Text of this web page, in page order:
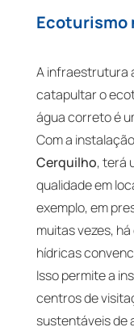
Ecoturismo
A infraestrutura
catapultar o
água correto é
Com a
Cerquilho, terá
qualidade em
exemplo, em
muitas vezes,
hídricas
Isso permite a
centros de
sustentáveis de